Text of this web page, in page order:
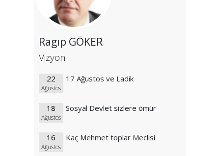
Ragıp GÖKER
Vizyon
22
Ağustos
17 Ağustos ve Ladik
18
Ağustos
Sosyal Devlet sizlere ömür
16
Ağustos
Kaç Mehmet toplar Meclisi